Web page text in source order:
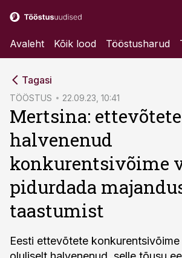
Avaleht Kõik lood Tööstusharud
Tagasi
TÖÖSTUS 22.09.23, 10:41
Mertsina: ettevõtete
halvenenud
konkurentsivõime
pidurdada
taastumist
Eesti ettevõtete konkurentsivõime